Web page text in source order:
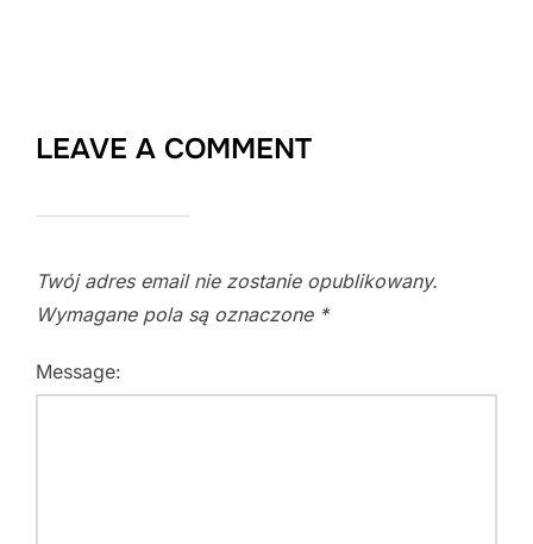
LEAVE A COMMENT
Twój adres email nie zostanie opublikowany.
Wymagane pola są oznaczone *
Message: